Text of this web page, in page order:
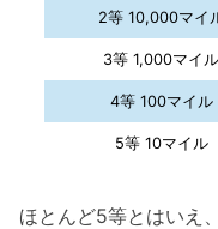
2等 10,000マイ
3等 1,000マイル
4等 100マイル
5等 10マイル
ほとんど5等とはいえ